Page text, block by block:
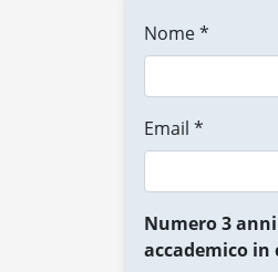
Nome *
Email *
Numero 3
accademico in